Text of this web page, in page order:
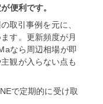
便利です。
取引事例を元に、
す。更新頻度が月
なら周辺相場が即
観が入らない点も
で定期的に受け取